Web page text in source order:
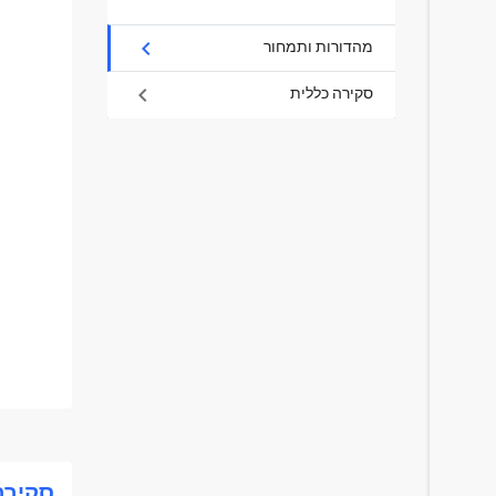
מהדורות ותמחור chevron_right
סקירה כללית chevron_right